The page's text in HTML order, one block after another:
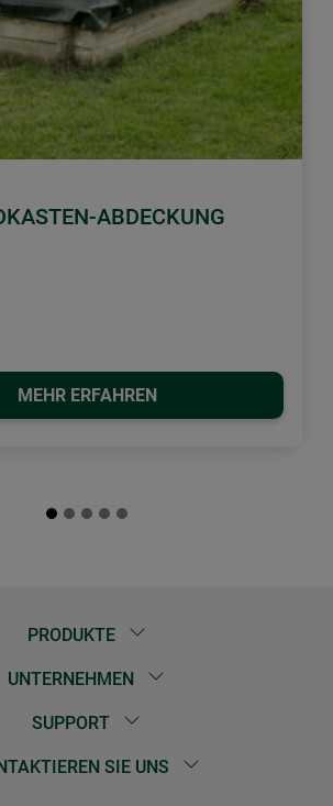
ABDECKUNG
MEHR ERFAHREN
Weiter
PRODUKTE
UNTERNEHMEN
SUPPORT
SIE UNS